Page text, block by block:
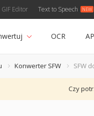
GIF Editor Text to Speech
OCR
Konwerter SFW SFW
Czy